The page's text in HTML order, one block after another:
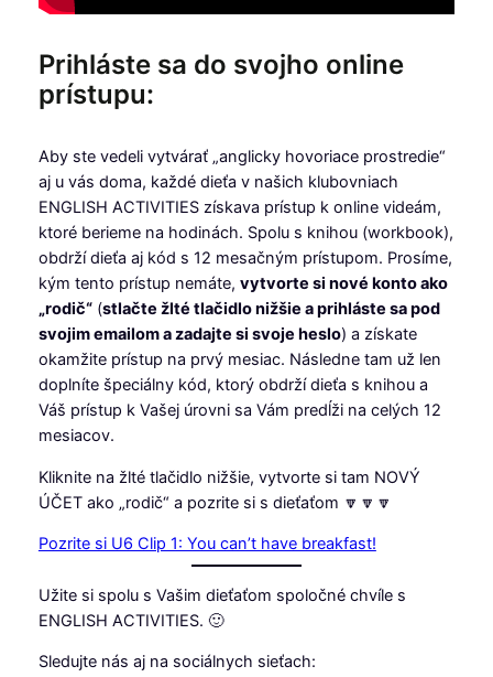
Prihláste sa do svojho online
prístupu:
Aby ste vedeli vytvárať „anglicky hovoriace prostredie“
aj u vás doma, každé dieťa v našich klubovniach
ENGLISH ACTIVITIES získava prístup k online videám,
ktoré berieme na hodinách. Spolu s knihou (workbook),
obdrží dieťa aj kód s 12 mesačným prístupom. Prosíme,
kým tento prístup nemáte, vytvorte si nové konto ako
„rodič“(stlačte žlté tlačidlo nižšie a prihláste sa pod
svojim emailom a zadajte si svoje heslo) a získate
okamžite prístup na prvý mesiac. Následne tam už len
doplníte špeciálny kód, ktorý obdrží dieťa s knihou a
Váš prístup k Vašej úrovni sa Vám predĺži na celých 12
mesiacov.
Kliknite na žlté tlačidlo nižšie, vytvorte si tam NOVÝ
ÚČET ako „rodič“ a pozrite si s dieťaťom 🔽🔽🔽
Pozrite si U6 Clip 1: You can’t have breakfast!
Užite si spolu s Vašim dieťaťom spoločné chvíle s
ENGLISH ACTIVITIES. 🙂
Sledujte nás aj na sociálnych sieťach: